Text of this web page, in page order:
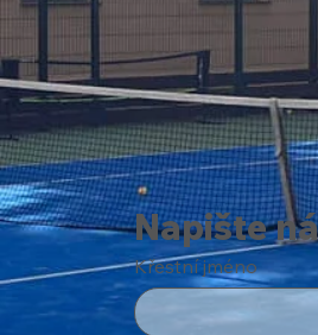
Napište
Křestní jméno